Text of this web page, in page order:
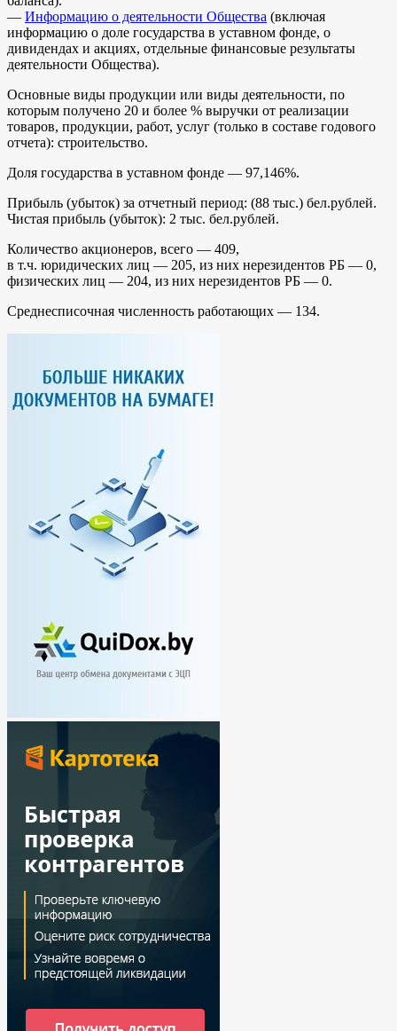
— Информацию о деятельности Общества (включая
информацию о доле государства в уставном фонде, о
дивидендах и акциях, отдельные финансовые результаты
деятельности Общества).
Основные виды продукции или виды деятельности, по
которым получено 20 и более % выручки от реализации
товаров, продукции, работ, услуг (только в составе годового
отчета): строительство.
Доля государства в уставном фонде — 97,146%.
Прибыль (убыток) за отчетный период: (88 тыс.) бел.рублей.
Чистая прибыль (убыток): 2 тыс. бел.рублей.
Количество акционеров, всего — 409,
в т.ч. юридических лиц — 205, из них нерезидентов РБ — 0,
физических лиц — 204, из них нерезидентов РБ — 0.
Среднесписочная численность работающих — 134.